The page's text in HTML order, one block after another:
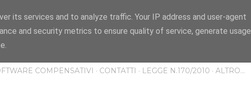
Passa ai contenuti principali
IO TI CONOSCO" -
COMPENSATIVI CONTATTI LEGGE N.170/2010 ALTRO…
its services and to analyze traffic. Your IP address and user-agent
and security metrics to ensure quality of service, generate usage